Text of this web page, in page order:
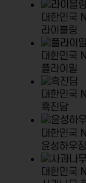
대한민국
라이블링
대한민국
플라이밀
대한민국
흑진담
대한민국
윤성하우징
대한민국